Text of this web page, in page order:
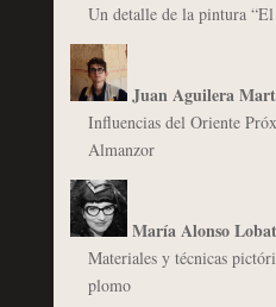
Un detalle de la pintura
Juan Aguilera
Influencias del Oriente
Almanzor
María Alonso
Materiales y técnicas
plomo